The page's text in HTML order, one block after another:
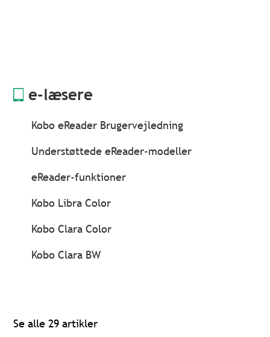
e-læsere
Kobo eReader Brugervejledning
Understøttede eReader-modeller
eReader-funktioner
Kobo Libra Color
Kobo Clara Color
Kobo Clara BW
Se alle 29 artikler